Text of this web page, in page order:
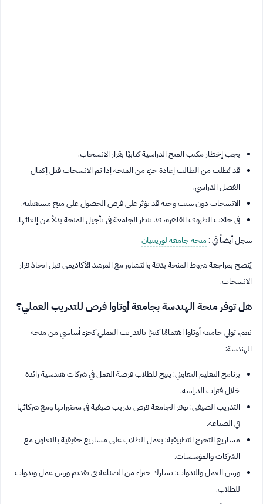
يجب إخطار مكتب المنح الدراسية كتابيًا بقرار الانسحاب.
قد يُطلب من الطالب إعادة جزء من المنحة إذا تم الانسحاب قبل إكمال
الفصل الدراسي.
الانسحاب دون سبب وجيه قد يؤثر على فرص الحصول على منح مستقبلية.
في حالات الظروف القاهرة، قد تنظر الجامعة في تأجيل المنحة بدلاً من إلغائها.
سجل أيضاً في :منحة جامعة لورينتيان
يُنصح بمراجعة شروط المنحة بدقة والتشاور مع المرشد الأكاديمي قبل اتخاذ قرار
الانسحاب.
هل توفر منحة الهندسة بجامعة أوتاوا فرص للتدريب العملي؟
نعم، تولي جامعة أوتاوا اهتمامًا كبيرًا بالتدريب العملي كجزء أساسي من منحة
الهندسة:
برنامج التعليم التعاوني: يتيح للطلاب فرصة العمل في شركات هندسية رائدة
خلال فترات الدراسة.
التدريب الصيفي: توفر الجامعة فرص تدريب صيفية في مختبراتها ومع شركائها
في الصناعة.
مشاريع التخرج التطبيقية: يعمل الطلاب على مشاريع حقيقية بالتعاون مع
الشركات والمؤسسات.
ورش العمل والندوات: يشارك خبراء من الصناعة في تقديم ورش عمل وندوات
للطلاب.